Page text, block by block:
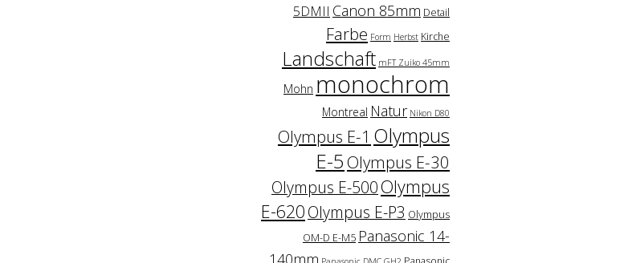
5DMII Canon 85mm Detail
Farbe Form Herbst Kirche
Landschaft mFT Zuiko 45mm
Mohn monochrom
Montreal Natur Nikon D80
Olympus E-1 Olympus
E-5 Olympus E-30
Olympus E-500Olympus
E-620Olympus E-P3 Olympus
OM-D E-M5 Panasonic 14-
140mm